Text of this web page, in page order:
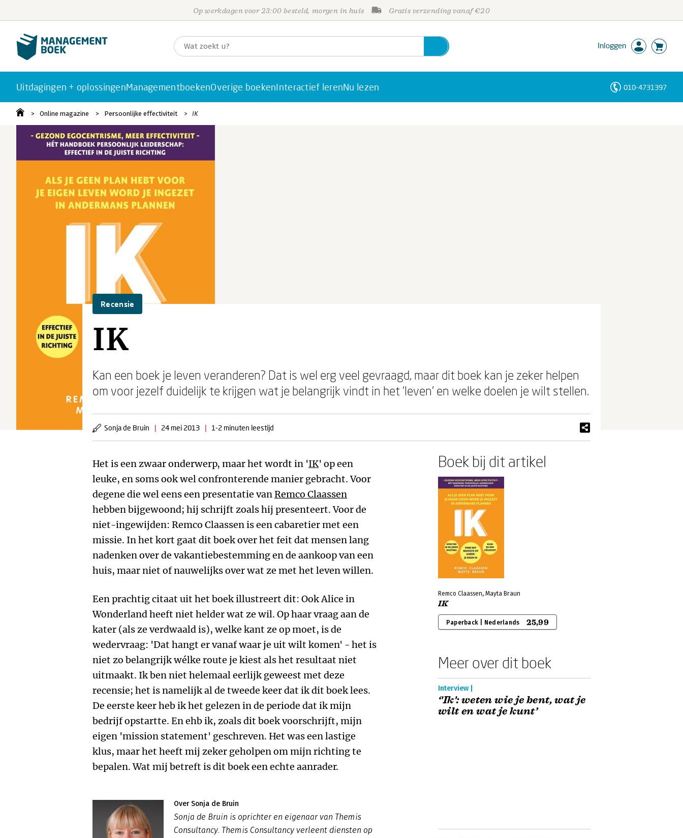
Op werkdagen voor 23:00 besteld, morgen in huis Gratis verzending vanaf €20
Inloggen
Uitdagingen + oplossingenManagementboekenOverige boekenInteractief lerenNu lezen 010-4731397
Online magazine Persoonlijke effectiviteit IK
Recensie
IK
Kan een boek je leven veranderen? Dat is wel erg veel gevraagd, maar dit boek kan je zeker helpen
om voor jezelf duidelijk te krijgen wat je belangrijk vindt in het 'leven' en welke doelen je wilt stellen.
Sonja de Bruin | 24 mei 2013 | 1-2 minuten leestijd
Het is een zwaar onderwerp, maar het wordt in 'IK' op een
leuke, en soms ook wel confronterende manier gebracht. Voor
degene die wel eens een presentatie vanRemco Claassen
hebben bijgewoond; hij schrijft zoals hij presenteert. Voor de
niet-ingewijden: Remco Claassen is een cabaretier met een
missie. In het kort gaat dit boek over het feit dat mensen lang
nadenken over de vakantiebestemming en de aankoop van een
huis, maar niet of nauwelijks over wat ze met het leven willen.
Een prachtig citaat uit het boek illustreert dit: Ook Alice in
Wonderland heeft niet helder wat ze wil. Op haar vraag aan de
kater (als ze verdwaald is), welke kant ze op moet, is de
wedervraag: 'Dat hangt er vanaf waar je uit wilt komen' - het is
niet zo belangrijk wélke route je kiest als het resultaat niet
uitmaakt. Ik ben niet helemaal eerlijk geweest met deze
recensie; het is namelijk al de tweede keer dat ik dit boek lees.
De eerste keer heb ik het gelezen in de periode dat ik mijn
bedrijf opstartte. En ehb ik, zoals dit boek voorschrijft, mijn
eigen 'mission statement' geschreven. Het was een lastige
klus, maar het heeft mij zeker geholpen om mijn richting te
bepalen. Wat mij betreft is dit boek een echte aanrader.
Over Sonja de Bruin
Sonja de Bruin is oprichter en eigenaar van Themis
Consultancy. Themis Consultancy verleent diensten op
Boek bij dit artikel
Remco Claassen, Mayta Braun
IK
Paperback | Nederlands 25,99
Meer over dit boek
Interview |
‘'Ik': weten wie je bent, wat je
wilt en wat je kunt’
Personen